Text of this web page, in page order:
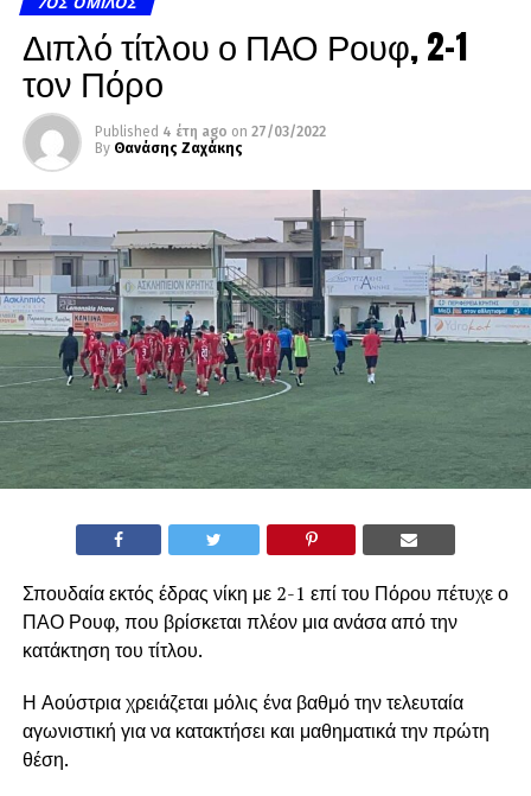
Διπλό τίτλου ο ΠΑΟ Ρουφ, 2-1
τον Πόρο
Published 4 έτη ago on 27/03/2022
By Θανάσης Ζαχάκης
Σπουδαία εκτός έδρας νίκη με 2-1 επί του Πόρου πέτυχε ο
ΠΑΟ Ρουφ, που βρίσκεται πλέον μια ανάσα από την
κατάκτηση του τίτλου.
Η Αούστρια χρειάζεται μόλις ένα βαθμό την τελευταία
αγωνιστική για να κατακτήσει και μαθηματικά την πρώτη
θέση.